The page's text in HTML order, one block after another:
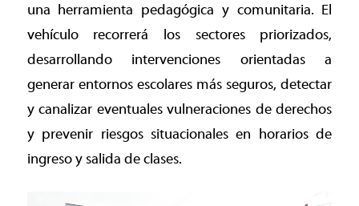
una herramienta pedagógica y comunitaria. El
vehículo recorrerá los sectores priorizados,
desarrollando intervenciones orientadas a
generar entornos escolares más seguros, detectar
y canalizar eventuales vulneraciones de derechos
y prevenir riesgos situacionales en horarios de
ingreso y salida de clases.